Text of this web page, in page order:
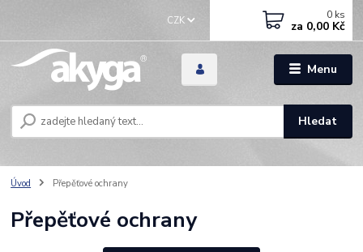
Menu
CZK
Hledat
0 ks
za 0,00 Kč
Úvod Přepěťové ochrany
Přepěťové ochrany